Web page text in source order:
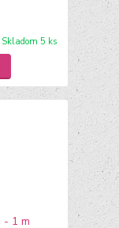
Skladom 5 ks